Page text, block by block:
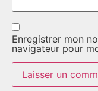
Enregistrer mon
navigateur pour